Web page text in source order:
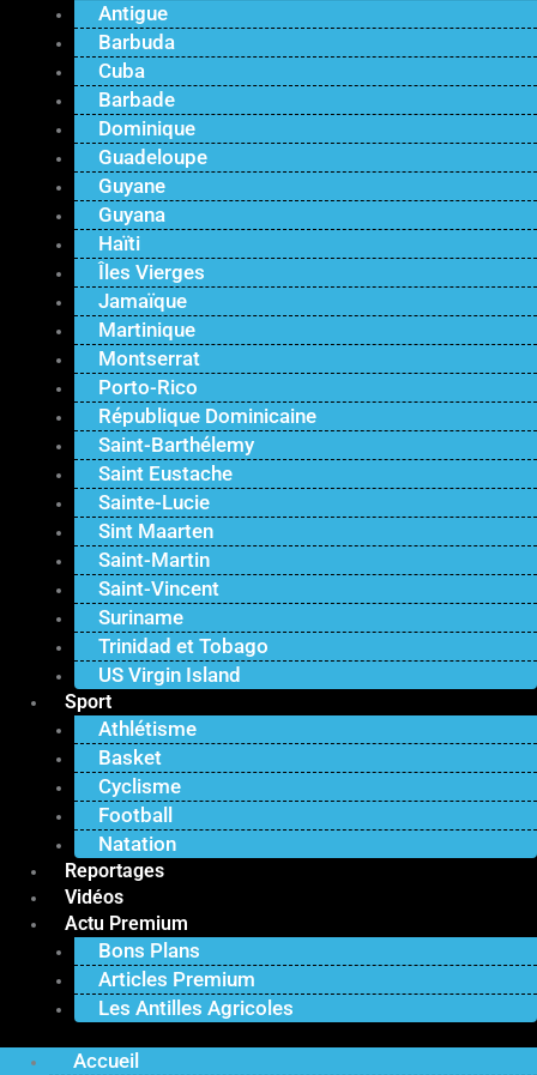
Antigue
Barbuda
Cuba
Barbade
Dominique
Guadeloupe
Guyane
Guyana
Haïti
Îles Vierges
Jamaïque
Martinique
Montserrat
Porto-Rico
République Dominicaine
Saint-Barthélemy
Saint Eustache
Sainte-Lucie
Sint Maarten
Saint-Martin
Saint-Vincent
Suriname
Trinidad et Tobago
US Virgin Island
Sport
Athlétisme
Basket
Cyclisme
Football
Natation
Reportages
Vidéos
Actu Premium
Bons Plans
Articles Premium
Les Antilles Agricoles
Accueil